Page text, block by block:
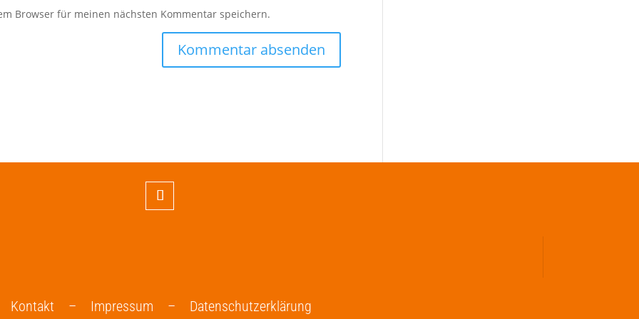
Browser für meinen nächsten Kommentar speichern.
Kontakt – Impressum – Datenschutzerklärung